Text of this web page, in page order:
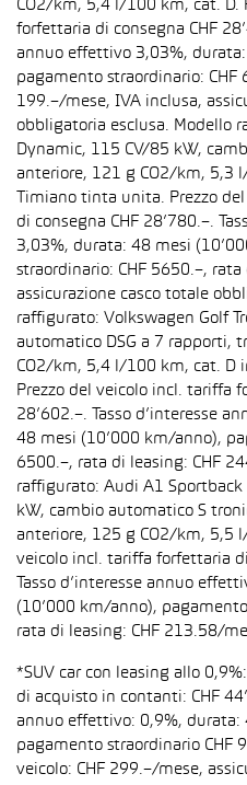
CO2/km, 5,4 l/100 km, cat. D.
forfettaria di consegna CHF
annuo effettivo 3,03%,
pagamento straordinario: CHF
199.–/mese, IVA inclusa,
obbligatoria esclusa. Modello
Dynamic, 115 CV/85 kW,
anteriore, 121 g CO2/km, 5,3
Timiano tinta unita. Prezzo
di consegna CHF 28’780.–.
3,03%, durata: 48 mesi
straordinario: CHF 5650.–,
assicurazione casco totale
raffigurato: Volkswagen Golf
automatico DSG a 7 rapporti,
CO2/km, 5,4 l/100 km, cat. D
Prezzo del veicolo incl. tariffa
28’602.–. Tasso d’interesse
48 mesi (10’000 km/anno),
6500.–, rata di leasing: CHF
raffigurato: Audi A1
kW, cambio automatico S
anteriore, 125 g CO2/km, 5,5
veicolo incl. tariffa forfettaria di
Tasso d’interesse annuo
(10’000 km/anno),
rata di leasing: CHF 213.58/
*SUV car con leasing allo
di acquisto in contanti: CHF
annuo effettivo: 0,9%, durata:
pagamento straordinario CHF
veicolo: CHF 299.–/mese,